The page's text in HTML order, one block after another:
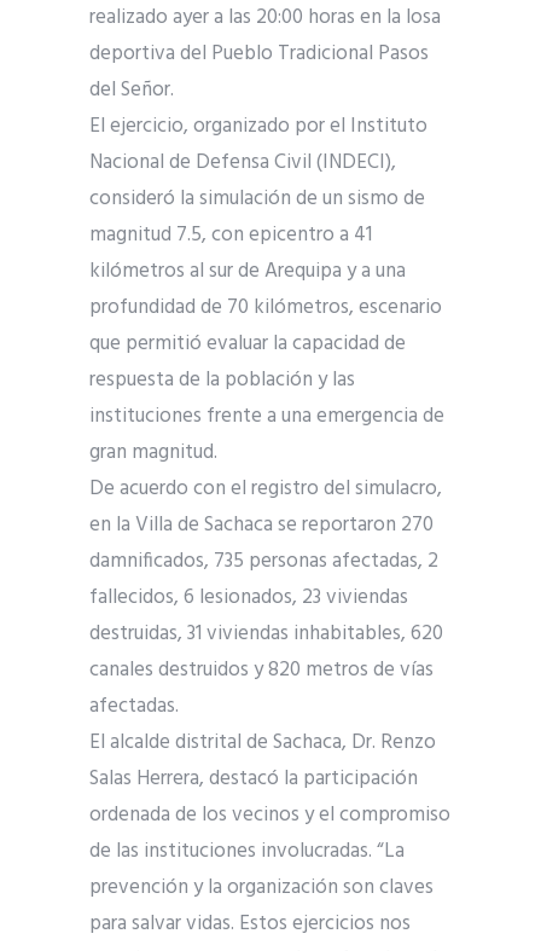
realizado ayer a las 20:00 horas en la losa
deportiva del Pueblo Tradicional Pasos
del Señor.
El ejercicio, organizado por el Instituto
Nacional de Defensa Civil (INDECI),
consideró la simulación de un sismo de
magnitud 7.5, con epicentro a 41
kilómetros al sur de Arequipa y a una
profundidad de 70 kilómetros, escenario
que permitió evaluar la capacidad de
respuesta de la población y las
instituciones frente a una emergencia de
gran magnitud.
De acuerdo con el registro del simulacro,
en la Villa de Sachaca se reportaron 270
damnificados, 735 personas afectadas, 2
fallecidos, 6 lesionados, 23 viviendas
destruidas, 31 viviendas inhabitables, 620
canales destruidos y 820 metros de vías
afectadas.
El alcalde distrital de Sachaca, Dr. Renzo
Salas Herrera, destacó la participación
ordenada de los vecinos y el compromiso
de las instituciones involucradas. “La
prevención y la organización son claves
para salvar vidas. Estos ejercicios nos